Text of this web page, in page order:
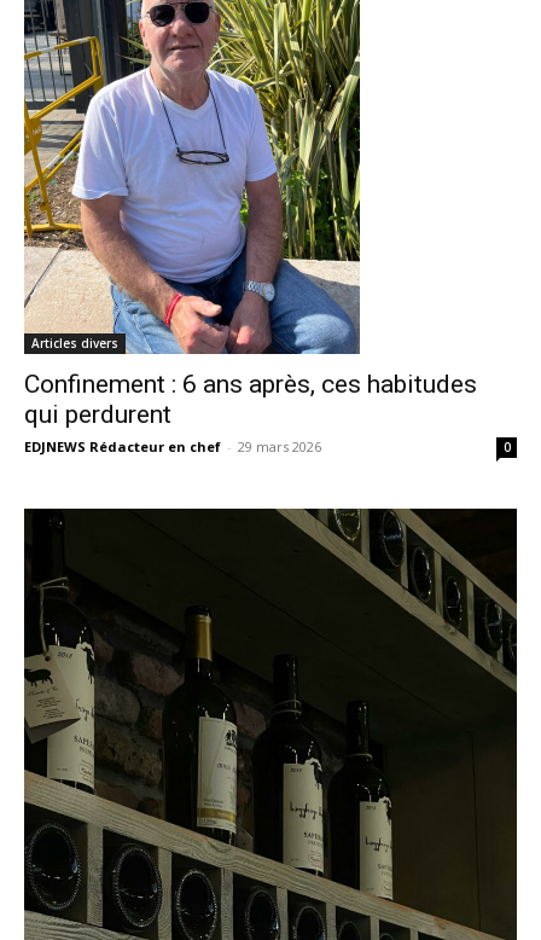
Articles divers
Confinement : 6 ans après, ces habitudes
qui perdurent
EDJNEWS Rédacteur en chef - 29 mars 2026 0